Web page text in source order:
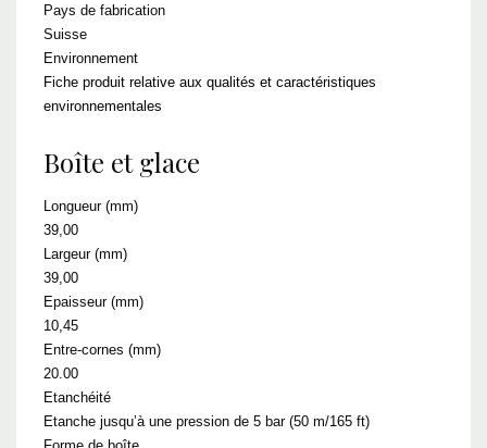
Pays de fabrication
Suisse
Environnement
Fiche produit relative aux qualités et caractéristiques
environnementales
Boîte et glace
Longueur (mm)
39,00
Largeur (mm)
39,00
Epaisseur (mm)
10,45
Entre-cornes (mm)
20.00
Etanchéité
Etanche jusqu’à une pression de 5 bar (50 m/165 ft)